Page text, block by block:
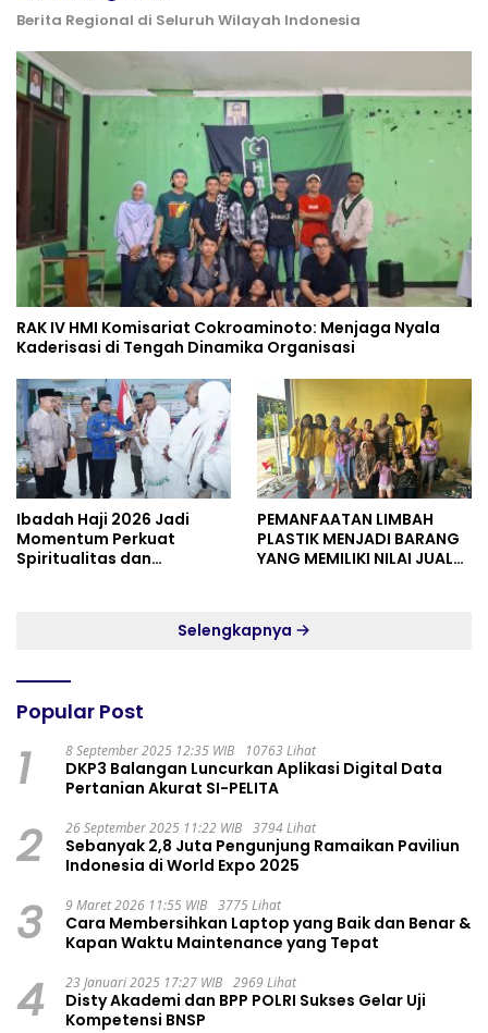
Berita Regional di Seluruh Wilayah Indonesia
RAK IV HMI Komisariat Cokroaminoto: Menjaga Nyala
Kaderisasi di Tengah Dinamika Organisasi
Ibadah Haji 2026 Jadi
Momentum Perkuat
Spiritualitas dan
PEMANFAATAN LIMBAH
PLASTIK MENJADI BARANG
YANG MEMILIKI NILAI JUAL
Selengkapnya
Popular Post
1 8 September 2025 12:35 WIB 10763 Lihat
DKP3 Balangan Luncurkan Aplikasi Digital Data
Pertanian Akurat SI-PELITA
2 26 September 2025 11:22 WIB 3794 Lihat
Sebanyak 2,8 Juta Pengunjung Ramaikan Paviliun
Indonesia di World Expo 2025
3 9 Maret 2026 11:55 WIB 3775 Lihat
Cara Membersihkan Laptop yang Baik dan Benar &
Kapan Waktu Maintenance yang Tepat
4 23 Januari 2025 17:27 WIB 2969 Lihat
Disty Akademi dan BPP POLRI Sukses Gelar Uji
Kompetensi BNSP